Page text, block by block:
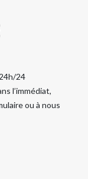
24
l’immédiat,
ou à nous